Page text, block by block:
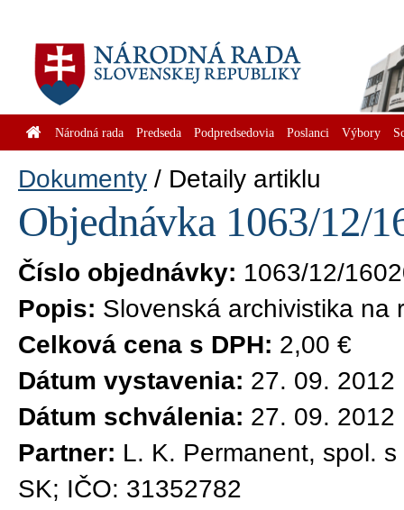
Národná rada Predseda Podpredsedovia Poslanci Výbory
Dokumenty Detaily artiklu
Objednávka 1063/12/
Číslo objednávky: 1063/12/
Popis: Slovenská archivistika na
Celková cena s DPH: 2,00 €
Dátum vystavenia: 27. 09. 2012
Dátum schválenia: 27. 09. 2012
Partner: L. K. Permanent, spol.
SK; IČO: 31352782